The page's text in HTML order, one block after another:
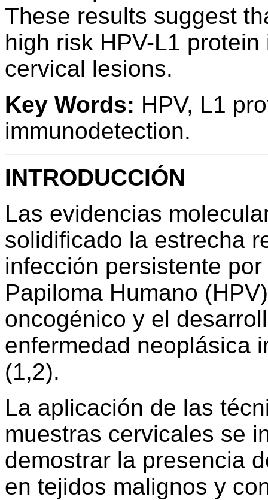
These results suggest
high risk HPV-L1
cervical lesions.
Key Words: HPV, L1
immunodetection.
INTRODUCCIÓN
Las evidencias
solidificado la estrecha
infección persistente
Papiloma Humano
oncogénico y el
enfermedad neoplásica
(1,2).
La aplicación de las
muestras cervicales se
demostrar la presencia
en tejidos malignos y